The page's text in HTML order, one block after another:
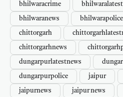
bhilwaracrime
bhilwaranews bhilwarapolice
chittorgarh
chittorgarhnews
dungarpurlatestnews
dungarpurpolice jaipur
jaipurnews jaipur news